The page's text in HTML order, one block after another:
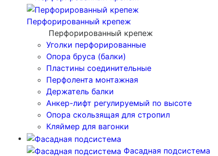
Перфорированный крепеж
Перфорированный крепеж
Уголки перфорированные
Опора бруса (балки)
Пластины соединительные
Перфолента монтажная
Держатель балки
Анкер-лифт регулируемый по высоте
Опора скользящая для стропил
Кляймер для вагонки
Фасадная подсистема